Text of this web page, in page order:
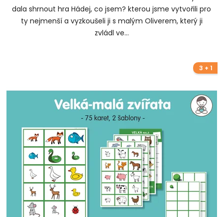
dala shrnout hra Hádej, co jsem? kterou jsme vytvořili pro
ty nejmenší a vyzkoušeli ji s malým Oliverem, který ji
zvládl ve...
3 + 1